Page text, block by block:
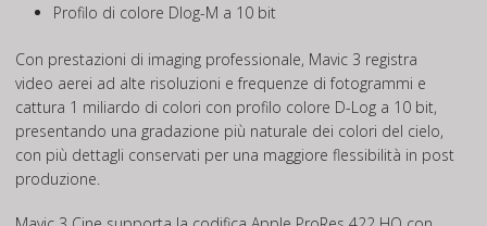
Profilo di colore Dlog-M a 10 bit
Con prestazioni di imaging professionale, Mavic 3 registra
video aerei ad alte risoluzioni e frequenze di fotogrammi e
cattura 1 miliardo di colori con profilo colore D-Log a 10 bit,
presentando una gradazione più naturale dei colori del cielo,
con più dettagli conservati per una maggiore flessibilità in post
produzione.